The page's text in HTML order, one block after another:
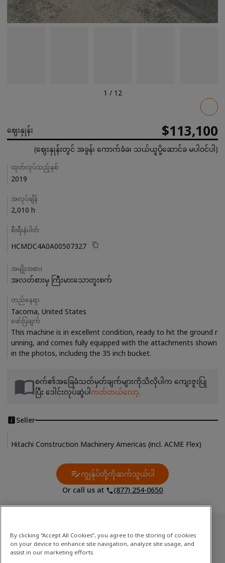
1 / 12
ဈေးနှုန်း $113,100
(ဈေးနှုန်းတွင် အခွန်၊ ကောက်ခံခ၊ သယ်ယူပို့ဆောင်ခ မပါဝင်ပါ)
Details
ထုတ်လုပ်သည့်နှစ်
2019
အလုပ်ချိန်
2,010 h
စီးရီးနံပါတ်
HCMDC4A0A00507327
အမျိုးအစား
အလတ်စားမှ ကြီးမားသောတူးစက်
တည်နေရာ
Tacoma, United States
ဖော်ပြချက်
This machine is in excellent condition, ready to hit the ground r
unning, and comes fully equipped with the attachments shown
စက်၏အခြေခံသတ်မှတ်ချက်များကိုသိလိုပါက ကျေးဇူးပြု
ပြီး ဒေါင်းလုပ်ဆွဲပါ ကတ်တယ်လော့.
Seller
Hitachi Construction Machinery Americas (incl. ACME Flex)
Contact Us
ကျွန်ုပ်တို့ကိုဆက်သွယ်ပါ
Or call us at
(877) 254-0650
အသုံးပြုပြီးသောစတော့
အလတ်စားမှ ကြီးမားသောတူးစက်
By clicking “Accept All Cookies”, you agree to the storing of cookies
on your device to enhance site navigation, analyze site usage, and
assist in our marketing efforts.